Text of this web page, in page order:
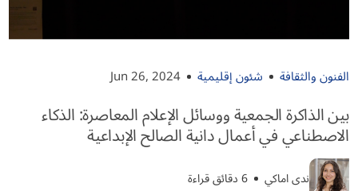
الفنون والثقافة شئون إقليمية Jun 26, 2024
بين الذاكرة الجمعية ووسائل الإعلام المعاصرة: الذكاء
الاصطناعي في أعمال دانية الصالح الإبداعية
ندى اماكي 6 دقائق قراءة